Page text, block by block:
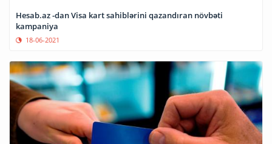
Hesab.az -dan Visa kart sahiblərini qazandıran növbəti
kampaniya
18-06-2021